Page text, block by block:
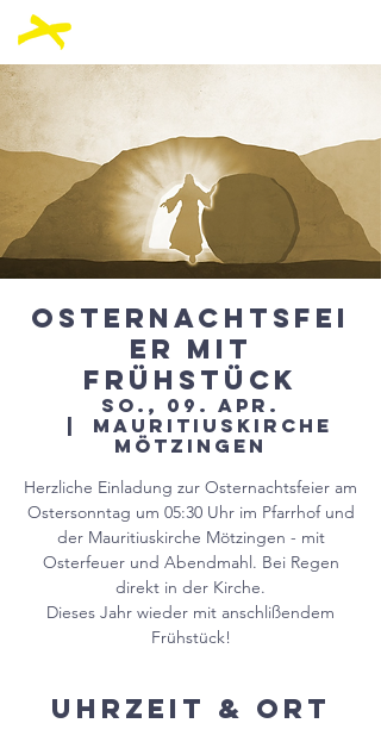
Osternachtsfei
er mit
Frühstück
So., 09. Apr.
Mauritiuskirche
Mötzingen
Herzliche Einladung zur Osternachtsfeier am
Ostersonntag um 05:30 Uhr im Pfarrhof und
der Mauritiuskirche Mötzingen - mit
Osterfeuer und Abendmahl. Bei Regen
direkt in der Kirche.
Dieses Jahr wieder mit anschlißendem
Frühstück!
Uhrzeit & Ort